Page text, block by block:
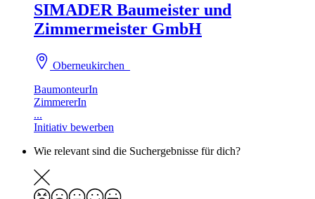
SIMADER Baumeister und
Zimmermeister GmbH
Oberneukirchen
BaumonteurIn
ZimmererIn
...
Initiativ bewerben
Wie relevant sind die Suchergebnisse für dich?